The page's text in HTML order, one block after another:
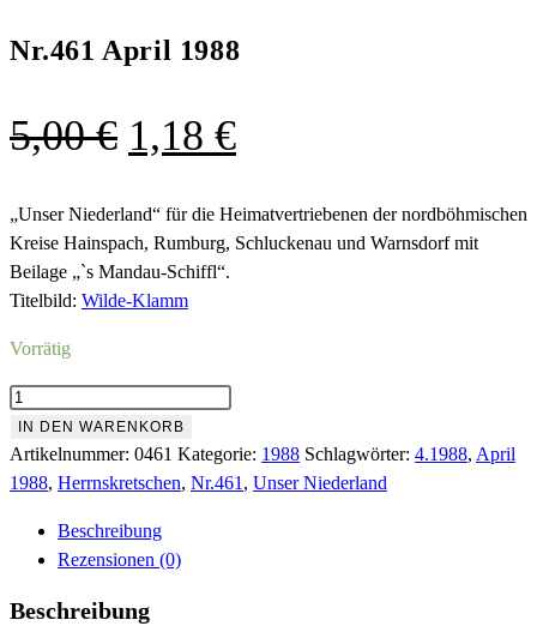
Nr.461 April 1988
5,00€ Ursprünglicher
war:
5,00 €
1,18 €Aktueller
ist:
1,18 €.
„Unser Niederland“ für die Heimatvertriebenen der nordböhmischen
Kreise Hainspach, Rumburg, Schluckenau und Warnsdorf mit
Beilage „`s Mandau-Schiffl“.
Titelbild: Wilde-Klamm
Vorrätig
Nr.461
April
1988
Menge
IN DEN WARENKORB
Artikelnummer: 0461 Kategorie: 1988 Schlagwörter: 4.1988, April
1988, Herrnskretschen, Nr.461 , Unser Niederland
Beschreibung
Rezensionen (0)
Beschreibung